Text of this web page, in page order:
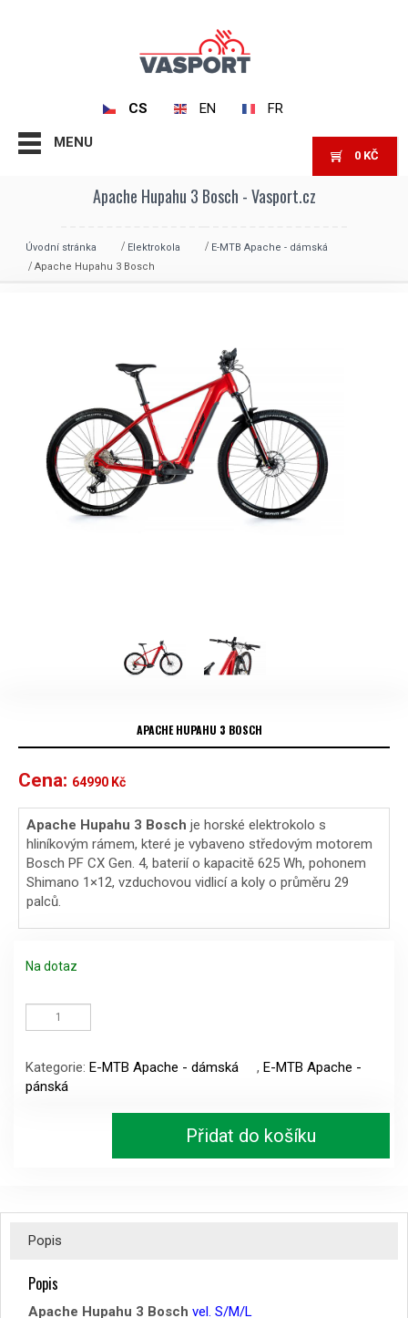
CS EN FR
MENU
0 KČ
Apache Hupahu 3 Bosch - Vasport.cz
Úvodní stránka Elektrokola
E-MTB Apache - dámská
Apache Hupahu 3 Bosch
APACHE HUPAHU 3 BOSCH
Cena: 64990 Kč
Apache Hupahu 3 Bosch je horské elektrokolo s
hliníkovým rámem, které je vybaveno středovým motorem
Bosch PF CX Gen. 4, baterií o kapacitě 625 Wh, pohonem
Shimano 1×12, vzduchovou vidlicí a koly o průměru 29
palců.
Na dotaz
Hupahu
3
množství
Kategorie: E-MTB Apache - dámská , E-MTB Apache -
pánská
Přidat do košíku
Popis
Popis
Apache Hupahu 3 Bosch vel. S/M/L